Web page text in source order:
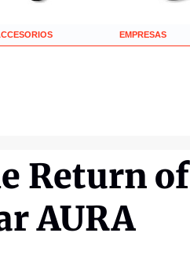
EMPRESAS
Return of
AURA